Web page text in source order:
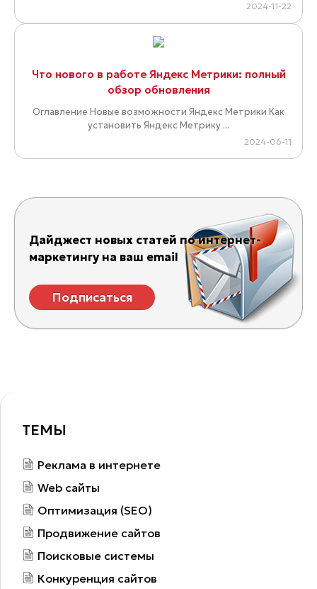
2024-11-22
Что нового в работе Яндекс Метрики: полный
обзор обновления
Оглавление Новые возможности Яндекс Метрики Как
установить Яндекс Метрику ...
2024-06-11
Дайджест новых статей по интернет-
маркетингу на ваш email
Подписаться
ТЕМЫ
Реклама в интернете
Web сайты
Оптимизация (SEO)
Продвижение сайтов
Поисковые системы
Конкуренция сайтов